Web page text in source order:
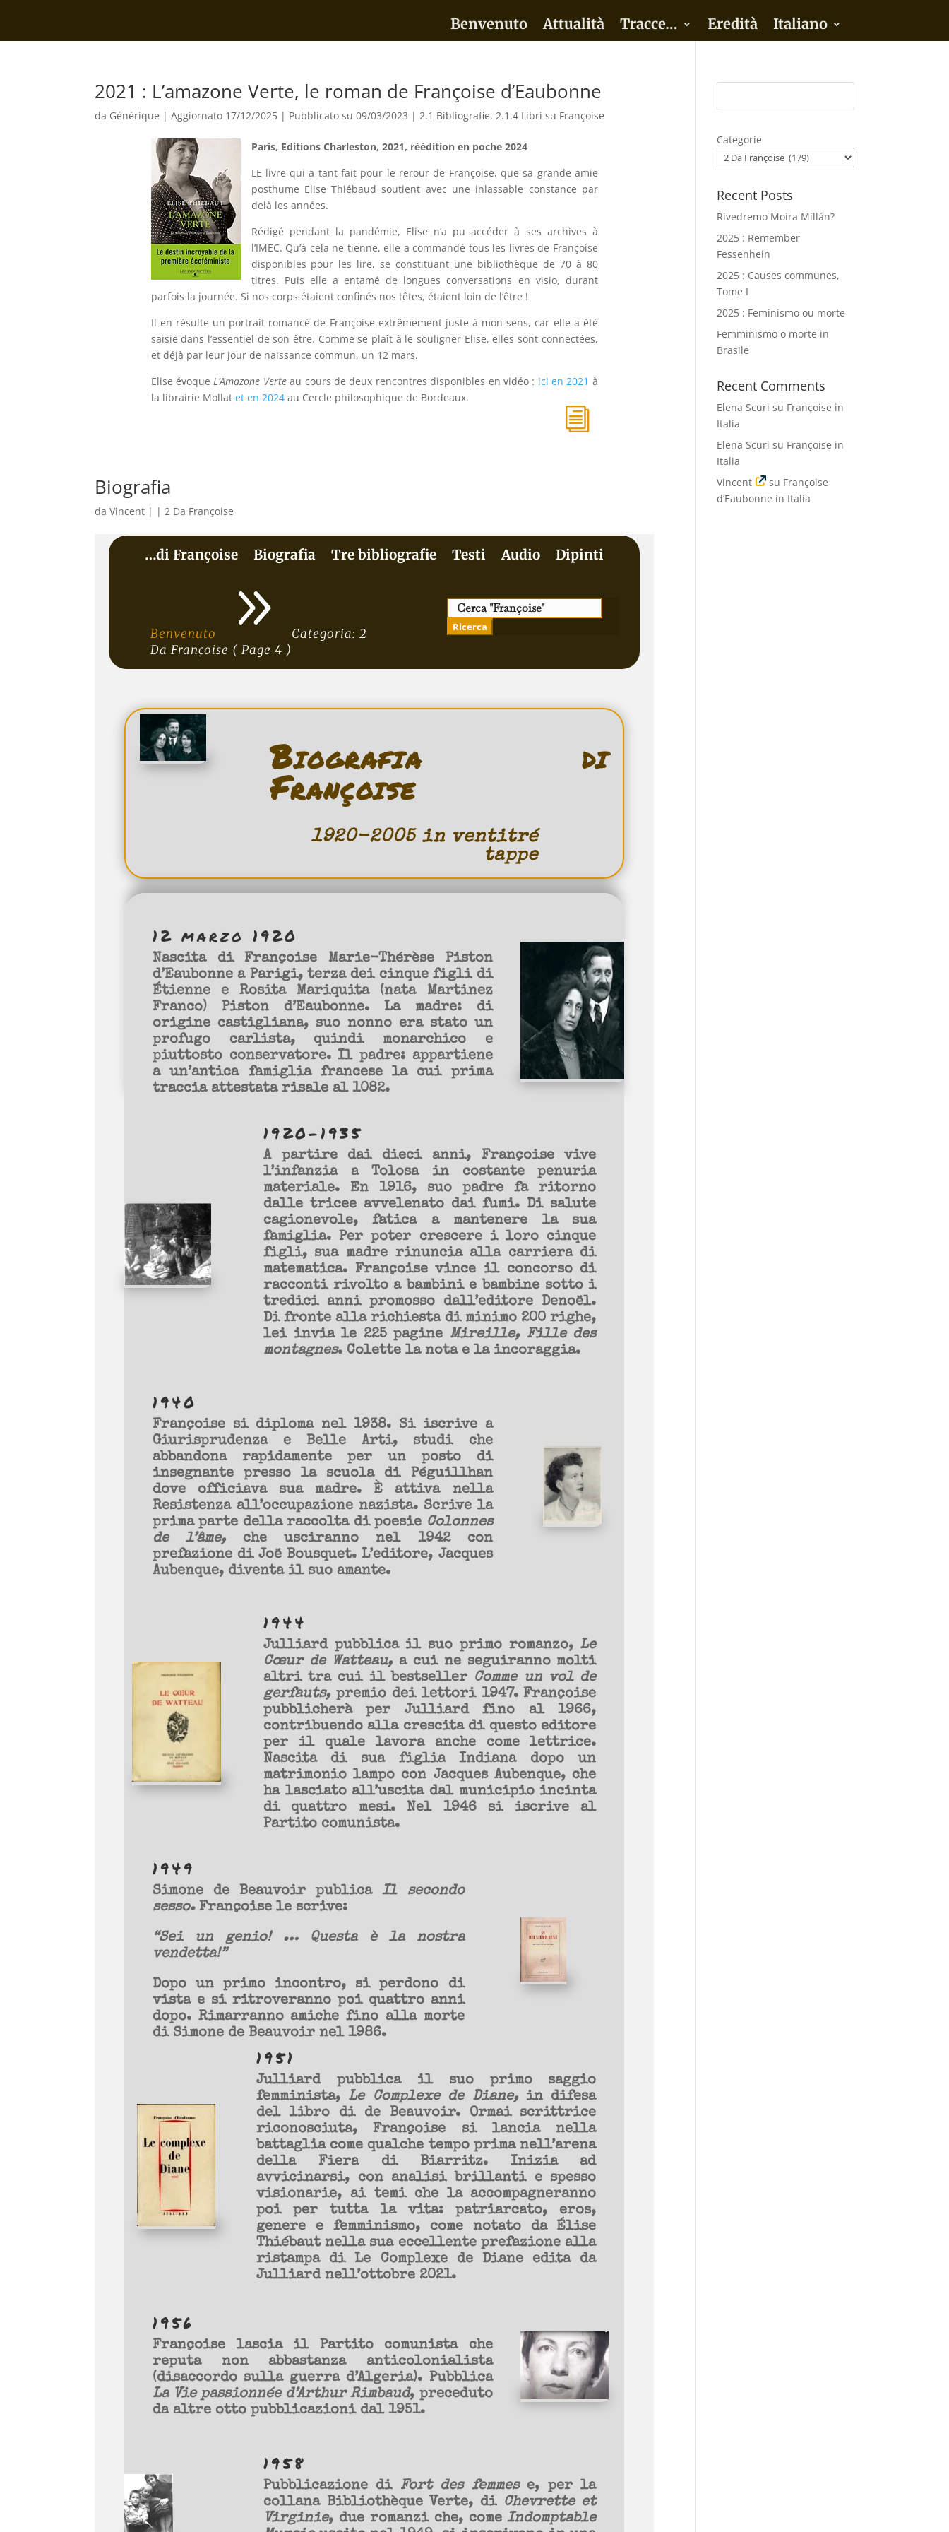
Benvenuto Attualità Tracce… Eredità Italiano
2021 : L’amazone Verte, le roman de Françoise d’Eaubonne
da Générique |Aggiornato 17/12/2025 | Pubblicato su 09/03/2023 |2.1 Bibliografie,2.1.4 Libri su Françoise
Paris, Editions Charleston, 2021, réédition en poche 2024
LE livre qui a tant fait pour le rerour de Françoise, que sa grande amie
posthume Elise Thiébaud soutient avec une inlassable constance par
delà les années.
Rédigé pendant la pandémie, Elise n’a pu accéder à ses archives à
l’IMEC. Qu’à cela ne tienne, elle a commandé tous les livres de Françoise
disponibles pour les lire, se constituant une bibliothèque de 70 à 80
titres. Puis elle a entamé de longues conversations en visio, durant
parfois la journée. Si nos corps étaient confinés nos têtes, étaient loin de l’être !
Il en résulte un portrait romancé de Françoise extrêmement juste à mon sens, car elle a été
saisie dans l’essentiel de son être. Comme se plaît à le souligner Elise, elles sont connectées,
et déjà par leur jour de naissance commun, un 12 mars.
Elise évoqueL’Amazone Verteau cours de deux rencontres disponibles en vidéo : ici en 2021 à
la librairie Mollat et en 2024au Cercle philosophique de Bordeaux.
i
Biografia
daVincent | |2 Da Françoise
…di Françoise Biografia Tre bibliografie Testi Audio Dipinti
Benvenuto 9
Categoria: 2
Da Françoise ( Page 4 )
Cerca:
Biografia di
Françoise
1920-2005 in ventitré
tappe
12 marzo 1920
Nascita di Françoise Marie-Thérèse Piston
d’Eaubonne a Parigi, terza dei cinque figli di
Étienne e Rosita Mariquita (nata Martinez
Franco) Piston d’Eaubonne. La madre: di
origine castigliana, suo nonno era stato un
profugo carlista, quindi monarchico e
piuttosto conservatore. Il padre: appartiene
a un’antica famiglia francese la cui prima
traccia attestata risale al 1082.
1920-1935
A partire dai dieci anni, Françoise vive
l’infanzia a Tolosa in costante penuria
materiale. En 1916, suo padre fa ritorno
dalle tricee avvelenato dai fumi. Di salute
cagionevole, fatica a mantenere la sua
famiglia. Per poter crescere i loro cinque
figli, sua madre rinuncia alla carriera di
matematica. Françoise vince il concorso di
racconti rivolto a bambini e bambine sotto i
tredici anni promosso dall’editore Denoël.
Di fronte alla richiesta di minimo 200 righe,
lei invia le 225 pagine Mireille, Fille des
montagnes. Colette la nota e la incoraggia.
1940
Françoise si diploma nel 1938. Si iscrive a
Giurisprudenza e Belle Arti, studi che
abbandona rapidamente per un posto di
insegnante presso la scuola di Péguillhan
dove officiava sua madre. È attiva nella
Resistenza all’occupazione nazista. Scrive la
prima parte della raccolta di poesie Colonnes
de l’âme,che usciranno nel 1942 con
prefazione di Joë Bousquet. L’editore, Jacques
Aubenque, diventa il suo amante.
1944
Julliard pubblica il suo primo romanzo, Le
Cœur de Watteau,a cui ne seguiranno molti
altri tra cui il bestseller Comme un vol de
gerfauts,premio dei lettori 1947. Françoise
pubblicherà per Julliard fino al 1966,
contribuendo alla crescita di questo editore
per il quale lavora anche come lettrice.
Nascita di sua figlia Indiana dopo un
matrimonio lampo con Jacques Aubenque, che
ha lasciato all’uscita dal municipio incinta
di quattro mesi. Nel 1946 si iscrive al
Partito comunista.
1949
Simone de Beauvoir publicaIl secondo
sesso.Françoise le scrive:
“Sei un genio! … Questa è la nostra
vendetta!”
Dopo un primo incontro, si perdono di
vista e si ritroveranno poi quattro anni
dopo. Rimarranno amiche fino alla morte
di Simone de Beauvoir nel 1986.
1951
Julliard pubblica il suo primo saggio
femminista, Le Complexe de Diane,in difesa
del libro di de Beauvoir. Ormai scrittrice
riconosciuta, Françoise si lancia nella
battaglia come qualche tempo prima nell’arena
della Fiera di Biarritz. Inizia ad
avvicinarsi, con analisi brillanti e spesso
visionarie, ai temi che la accompagneranno
poi per tutta la vita: patriarcato, eros,
genere e femminismo, come notato da Élise
Thiébaut nella sua eccellente prefazione alla
ristampa di Le Complexe de Diane edita da
Julliard nell’ottobre 2021.
1956
Françoise lascia il Partito comunista che
reputa non abbastanza anticolonialista
(disaccordo sulla guerra d’Algeria). Pubblica
La Vie passionnée d’Arthur Rimbaud, preceduto
da altre otto pubblicazioni dal 1951.
1958
Pubblicazione di Fort des femmese, per la
collana Bibliothèque Verte, di Chevrette et
Virginie, due romanzi che, comeIndomptable
Categorie
Recent Posts
Rivedremo Moira Millán?
2025 : Remember
Fessenhein
2025 : Causes communes,
Tome I
2025 : Feminismo ou morte
Femminismo o morte in
Brasile
Recent Comments
Elena Scuri su Françoise in
Italia
Elena Scuri su Françoise in
Italia
Vincent
su Françoise
d’Eaubonne in Italia